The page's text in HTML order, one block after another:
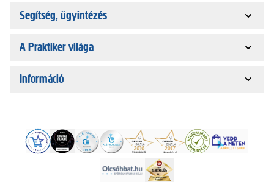
Segítség, ügyintézés
A Praktiker világa
Információ